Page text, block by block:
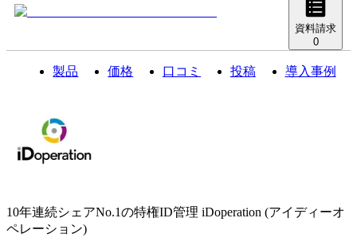
資料請求
0
製品 価格 口コミ 投稿 導入事例
10年連続シェアNo.1の特権ID管理 iDoperation (アイディーオ
ペレーション)